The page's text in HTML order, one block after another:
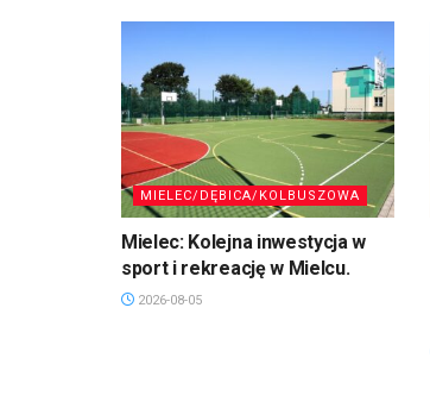
MIELEC/DĘBICA/KOLBUSZOWA
Mielec: Kolejna inwestycja w
sport i rekreację w Mielcu.
2026-08-05